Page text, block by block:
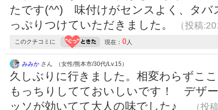
たです(^^) 味付けがセンスよく、タバ
っぷりつけていただきました。
（投稿
このクチコミに 現在： 0 人
みみか さん （女性/熊本市/30代/Lv.15）
久しぶりに行きました。相変わらずこ
もっちりしてておいしいです！ デザ
ッソが効いてて大人の味でした♪
（投